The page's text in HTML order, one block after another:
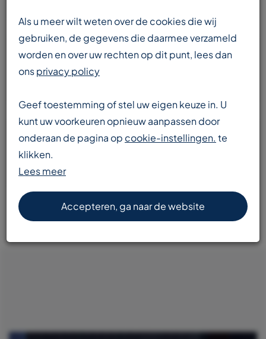
Enorme voorraad
transportbanden en componenten
Snelle levering
Als u meer wilt weten over de cookies die wij
gebruiken, de gegevens die daarmee verzameld
worden en over uw rechten op dit punt, lees dan
onsprivacy policy
Geef toestemming of stel uw eigen keuze in. U
kunt uw voorkeuren opnieuw aanpassen door
onderaan de pagina op cookie-instellingen. te
klikken.
Lees meer
Accepteren, ga naar de website